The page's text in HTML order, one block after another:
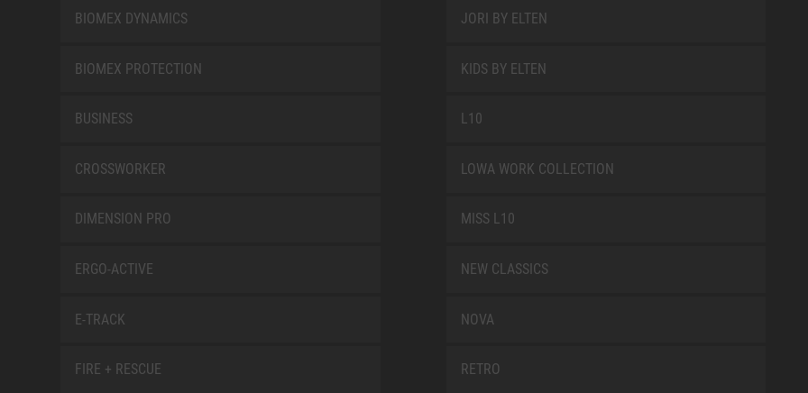
BIOMEX DYNAMICS
BIOMEX PROTECTION
BUSINESS
CROSSWORKER
DIMENSION PRO
ERGO-ACTIVE
E-TRACK
FIRE + RESCUE
JORI BY ELTEN
KIDS BY ELTEN
L10
LOWA WORK COLLECTION
MISS L10
NEW CLASSICS
NOVA
RETRO